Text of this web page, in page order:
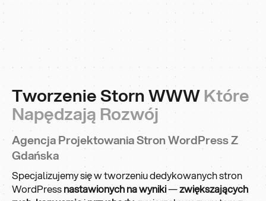
Tworzenie Storn WWWKtóre
Napędzają Rozwój
Agencja Projektowania Stron WordPress Z
Gdańska
Specjalizujemy się w tworzeniu dedykowanych stron
WordPressnastawionych na wyniki—zwiększających